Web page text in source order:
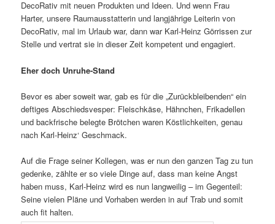
DecoRativ mit neuen Produkten und Ideen. Und wenn Frau
Harter, unsere Raumausstatterin und langjährige Leiterin von
DecoRativ, mal im Urlaub war, dann war Karl-Heinz Görrissen zur
Stelle und vertrat sie in dieser Zeit kompetent und engagiert.
Eher doch Unruhe-Stand
Bevor es aber soweit war, gab es für die „Zurückbleibenden“ ein
deftiges Abschiedsvesper: Fleischkäse, Hähnchen, Frikadellen
und backfrische belegte Brötchen waren Köstlichkeiten, genau
nach Karl-Heinz‘ Geschmack.
Auf die Frage seiner Kollegen, was er nun den ganzen Tag zu tun
gedenke, zählte er so viele Dinge auf, dass man keine Angst
haben muss, Karl-Heinz wird es nun langweilig – im Gegenteil:
Seine vielen Pläne und Vorhaben werden in auf Trab und somit
auch fit halten.